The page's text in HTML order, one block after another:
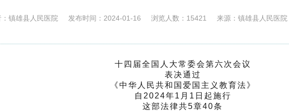
镇雄县人民医院 发布时间： 2024-01-16 浏览人数： 15421 来源： 镇雄县人民医院
十四届全国人大常委会第六次会议
表决通过
《中华人民共和国爱国主义教育法》
自2024年1月1日起施行
这部法律共5章40条